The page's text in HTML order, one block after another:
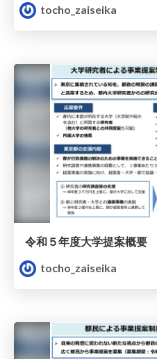
tocho_zaiseika
令和５年度大学提案概要
tocho_zaiseika